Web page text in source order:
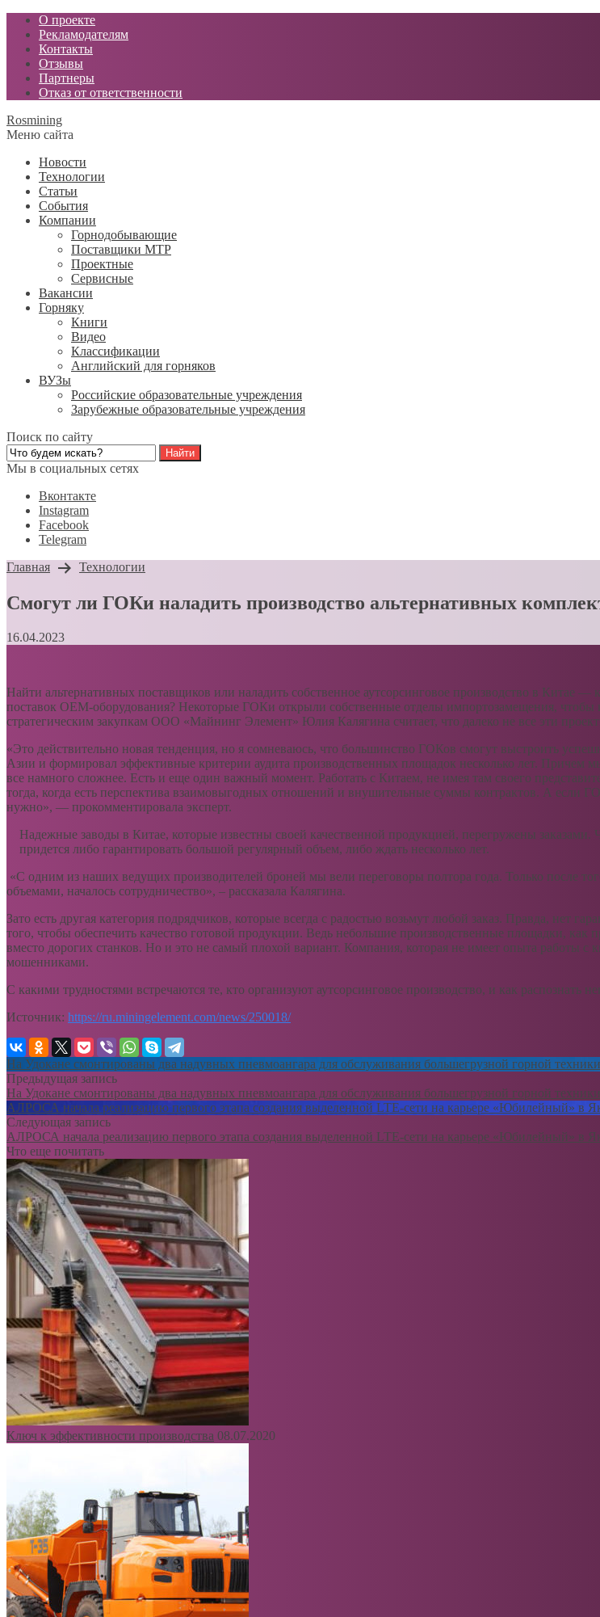
О проекте
Рекламодателям
Контакты
Отзывы
Партнеры
Отказ от ответственности
Rosmining
Меню сайта
Новости
Технологии
Статьи
События
Компании
Горнодобывающие
Поставщики МТР
Проектные
Сервисные
Вакансии
Горняку
Книги
Видео
Классификации
Английский для горняков
ВУЗы
Российские образовательные учреждения
Зарубежные образовательные учреждения
Поиск по сайту
Мы в социальных сетях
Вконтакте
Instagram
Facebook
Telegram
Главная
Технологии
Смогут ли ГОКи наладить производство альтернативных
16.04.2023
Найти альтернативных поставщиков или наладить собственное аутсорсинговое производство в
поставок OEM-оборудования? Некоторые ГОКи открыли собственные отделы импортозамещения, чтобы
стратегическим закупкам ООО «Майнинг Элемент» Юлия Калягина считает, что далеко не все эти
«Это действительно новая тенденция, но я сомневаюсь, что большинство ГОКов смогут выстроить
Азии и формировал эффективные критерии аудита производственных площадок несколько лет. Причем
все намного сложнее. Есть и еще один важный момент. Работать с Китаем, не имея там своего
тогда, когда есть перспектива взаимовыгодных отношений и внушительные суммы контрактов. А если
нужно», — прокомментировала эксперт.
Надежные заводы в Китае, которые известны своей качественной продукцией, перегружены
придется либо гарантировать большой регулярный объем, либо ждать несколько лет.
«С одним из наших ведущих производителей броней мы вели переговоры полтора года. Только после
объемами, началось сотрудничество», – рассказала Калягина.
Зато есть другая категория подрядчиков, которые всегда с радостью возьмут любой заказ. Правда, нет
того, чтобы обеспечить качество готовой продукции. Ведь небольшие производственные площадки,
вместо дорогих станков. Но и это не самый плохой вариант. Компания, которая не имеет опыта работы с
мошенниками.
С какими трудностями встречаются те, кто организуют аутсорсинговое производство, и как распознать
Источник: https://ru.miningelement.com/news/250018/
На Удокане смонтированы два надувных пневмоангара для обслуживания большегрузной горной техники
Предыдущая запись
На Удокане смонтированы два надувных пневмоангара для обслуживания большегрузной горной техники
АЛРОСА начала реализацию первого этапа создания выделенной LTE-сети на карьере «Юбилейный» в
Следующая запись
АЛРОСА начала реализацию первого этапа создания выделенной LTE-сети на карьере «Юбилейный» в
Что еще почитать
Ключ к эффективности производства 08.07.2020